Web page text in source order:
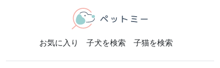
お気に入り 子犬を検索 子猫を検索